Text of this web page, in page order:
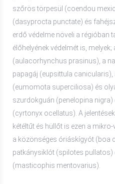
szőrös törpesül (coendou
(dasyprocta punctate) és
erdő védelme növeli a régióban
élőhelyének védelmét is,
(aulacorhynchus prasinus), a
papagáj (eupsittula
(eumomota superciliosa) és
szurdokguán (penelopina
(cyrtonyx ocellatus). A
kétéltűt és hüllőt is ezen a
a közönséges óriáskígyót (boa
patkánysiklót (spilotes
(masticophis mentovarius).